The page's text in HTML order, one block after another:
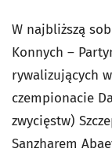
W najbliższą
Konnych –
rywalizujących
czempionacie
zwycięstw)
Sanzharem